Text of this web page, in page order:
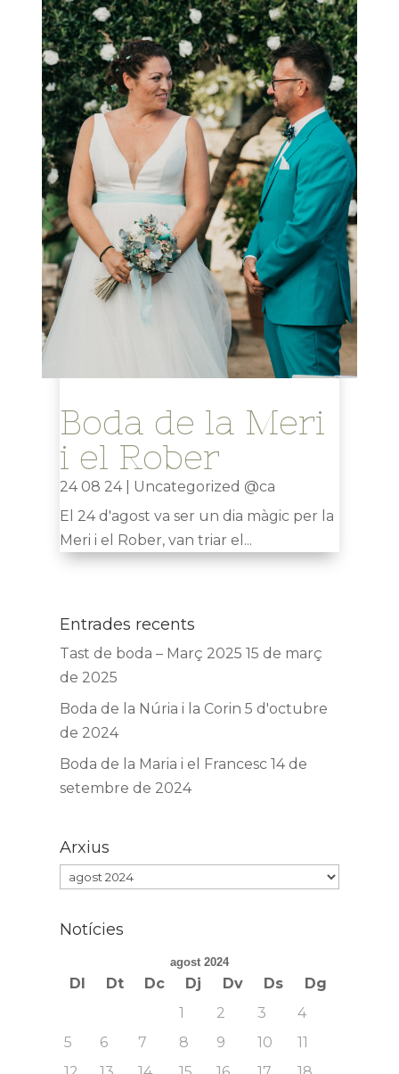
Boda de la Meri
i el Rober
24 08 24| Uncategorized @ca
El 24 d'agost va ser un dia màgic per la
Meri i el Rober, van triar el...
Entrades recents
Tast de boda – Març 2025 15 de març
de 2025
Boda de la Núria i la Corin 5 d'octubre
de 2024
Boda de la Maria i el Francesc 14 de
setembre de 2024
Arxius
Arxius
Notícies
agost 2024
Dl Dt Dc Dj Dv Ds
Dg
1
2 3
4
5
6 7 8 9 10
11